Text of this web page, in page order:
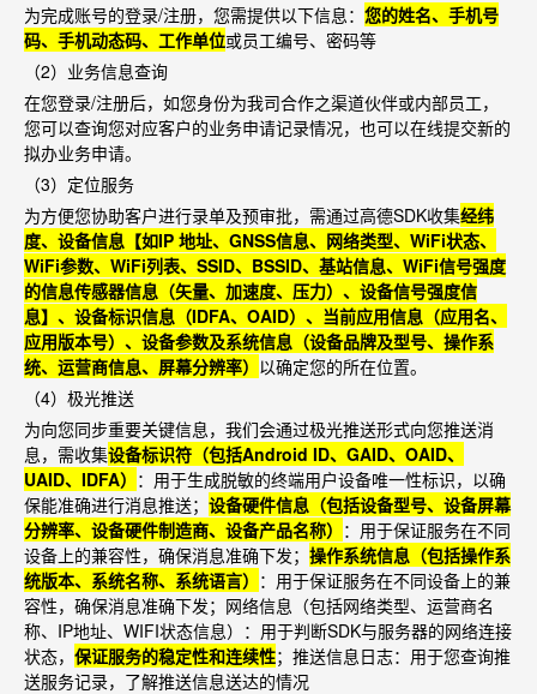
为完成账号的登录/注册，您需提供以下信息： 您的姓名、手机号
码、手机动态码、工作单位或员工编号、密码等
（2）业务信息查询
在您登录/注册后，如您身份为我司合作之渠道伙伴或内部员工，
您可以查询您对应客户的业务申请记录情况，也可以在线提交新的
拟办业务申请。
（3）定位服务
为方便您协助客户进行录单及预审批，需通过高德SDK收集经纬
度、设备信息【如IP 地址、 GNSS信息、网络类型、 WiFi状态、
WiFi参数、 WiFi列表、 SSID、 BSSID、基站信息、 WiFi信号强度
的信息传感器信息（矢量、加速度、压力）、设备信号强度信
息】、设备标识信息（IDFA、 OAID）、当前应用信息（应用名、
应用版本号）、设备参数及系统信息（设备品牌及型号、操作系
统、运营商信息、屏幕分辨率） 以确定您的所在位置。
（4）极光推送
为向您同步重要关键信息，我们会通过极光推送形式向您推送消
息，需收集设备标识符（包括Android ID、 GAID、 OAID、
UAID、 IDFA） ：用于生成脱敏的终端用户设备唯一性标识，以确
保能准确进行消息推送； 设备硬件信息（包括设备型号、设备屏幕
分辨率、设备硬件制造商、设备产品名称） ：用于保证服务在不同
设备上的兼容性，确保消息准确下发； 操作系统信息（包括操作系
统版本、系统名称、系统语言） ：用于保证服务在不同设备上的兼
容性，确保消息准确下发；网络信息（包括网络类型、运营商名
称、 IP地址、 WIFI状态信息）：用于判断SDK与服务器的网络连接
状态， 保证服务的稳定性和连续性；推送信息日志：用于您查询推
送服务记录，了解推送信息送达的情况